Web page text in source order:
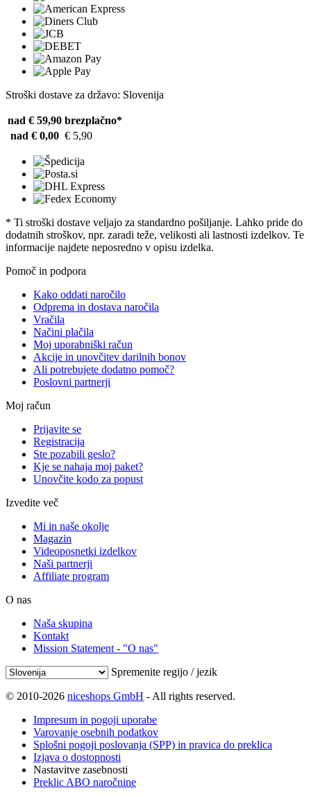
Stroški dostave za državo: Slovenija
nad € 59,90 brezplačno*
nad € 0,00 € 5,90
* Ti stroški dostave veljajo za standardno pošiljanje. Lahko pride do
dodatnih stroškov, npr. zaradi teže, velikosti ali lastnosti izdelkov. Te
informacije najdete neposredno v opisu izdelka.
Pomoč in podpora
Kako oddati naročilo
Odprema in dostava naročila
Vračila
Načini plačila
Moj uporabniški račun
Akcije in unovčitev darilnih bonov
Ali potrebujete dodatno pomoč?
Poslovni partnerji
Moj račun
Prijavite se
Registracija
Ste pozabili geslo?
Kje se nahaja moj paket?
Unovčite kodo za popust
Izvedite več
Mi in naše okolje
Magazin
Videoposnetki izdelkov
Naši partnerji
Affiliate program
O nas
Naša skupina
Kontakt
Mission Statement - "O nas"
Spremenite regijo / jezik
© 2010-2026 niceshops GmbH - All rights reserved.
Impresum in pogoji uporabe
Varovanje osebnih podatkov
Splošni pogoji poslovanja (SPP) in pravica do preklica
Izjava o dostopnosti
Nastavitve zasebnosti
Preklic ABO naročnine